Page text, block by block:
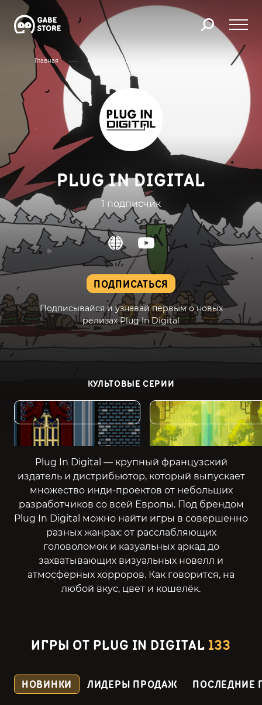
Главная Издатели игр
ПОДПИСАТЬСЯ
Подписывайся и узнавай первым о новых
релизах Plug In Digital
PLUG IN DIGITAL
1 подписчик
КУЛЬТОВЫЕ СЕРИИ
Citadale Finding Teddy
Plug In Digital — крупный французский
издатель и дистрибьютор, который выпускает
множество инди-проектов от небольших
разработчиков со всей Европы. Под брендом
Plug In Digital можно найти игры в совершенно
разных жанрах: от расслабляющих
головоломок и казуальных аркад до
захватывающих визуальных новелл и
атмосферных хорроров. Как говорится, на
любой вкус, цвет и кошелёк.
ИГРЫ ОТ PLUG IN DIGITAL133
НОВИНКИ ЛИДЕРЫ ПРОДАЖ ПОСЛЕДНИЕ